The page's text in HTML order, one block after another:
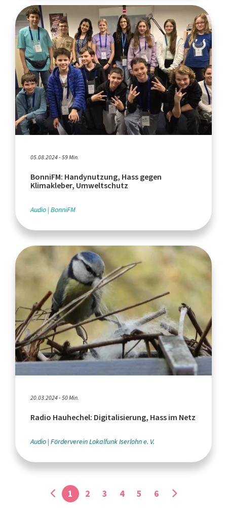
05.08.2024 - 59 Min.
BonniFM: Handynutzung, Hass gegen
Klimakleber, Umweltschutz
Audio BonniFM
20.03.2024 - 50 Min.
Radio Hauhechel: Digitalisierung, Hass im Netz
Audio Förderverein Lokalfunk Iserlohn e. V.
1 2 3 4 5 6